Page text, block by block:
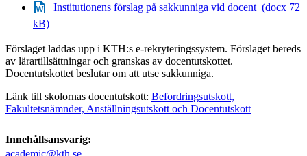
Institutionens förslag på sakkunniga vid docent (docx 72
kB)
Förslaget laddas upp i KTH:s e-rekryteringssystem. Förslaget bereds
av lärartillsättningar och granskas av docentutskottet.
Docentutskottet beslutar om att utse sakkunniga.
Länk till skolornas docentutskott: Befordringsutskott,
Fakultetsnämnder, Anställningsutskott och Docentutskott
Innehållsansvarig:
academic@kth.se